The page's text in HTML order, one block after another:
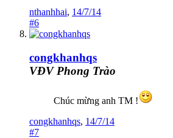
nthanhhai, 14/7/14
#6
congkhanhqs
VĐV Phong Trào
Chúc mừng anh TM !
congkhanhqs, 14/7/14
#7